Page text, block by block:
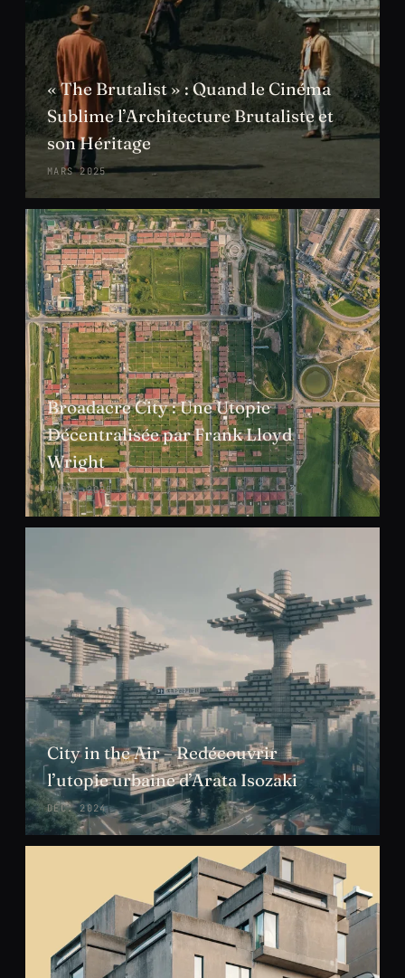
« The Brutalist » : Quand le Cinéma
Sublime l’Architecture Brutaliste et
son Héritage
MARS 2025
Broadacre City : Une Utopie
Décentralisée par Frank Lloyd
Wright
JANV. 2025
City in the Air – Redécouvrir
l’utopie urbaine d’Arata Isozaki
DÉC. 2024